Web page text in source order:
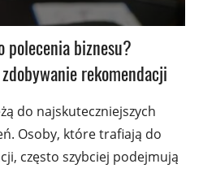
polecenia biznesu?
rekomendacji
do najskuteczniejszych
Osoby, które trafiają do
często szybciej podejmują